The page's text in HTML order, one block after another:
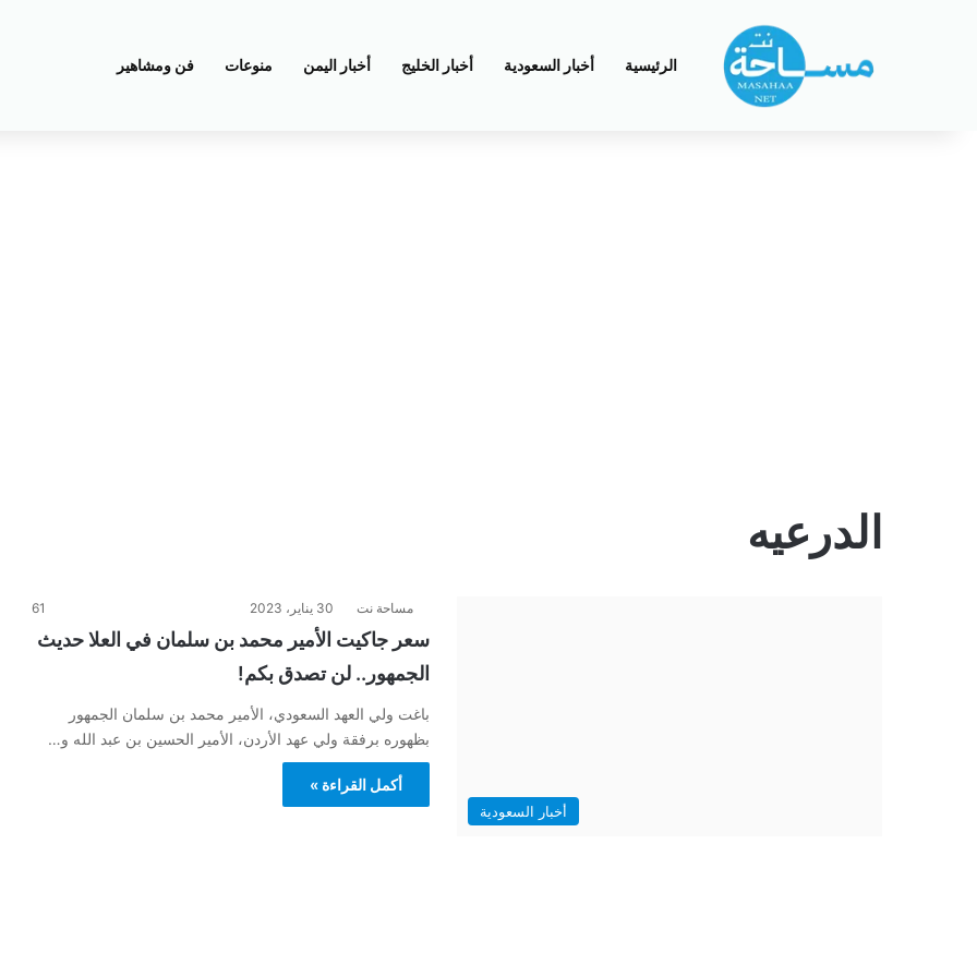
الرئيسية أخبار السعودية أخبار الخليج أخبار اليمن منوعات فن ومشاهير
الدرعيه
أخبار السعودية
مساحة نت 30 يناير، 2023 61
سعر جاكيت الأمير محمد بن سلمان في العلا حديث
الجمهور.. لن تصدق بكم!
باغت ولي العهد السعودي، الأمير محمد بن سلمان الجمهور
بظهوره برفقة ولي عهد الأردن، الأمير الحسين بن عبد الله و…
أكمل القراءة »